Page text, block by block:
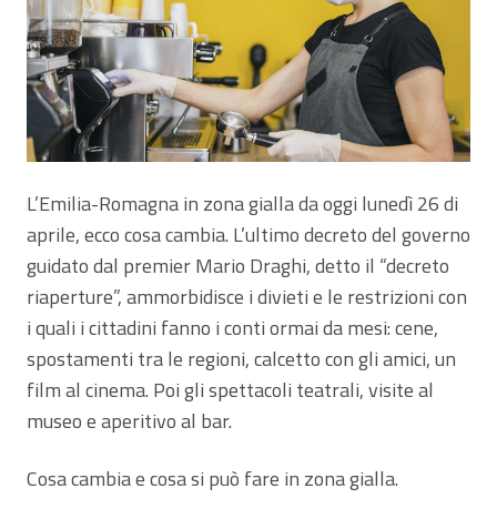
L’Emilia-Romagna in zona gialla da oggi lunedì 26 di
aprile, ecco cosa cambia. L’ultimo decreto del governo
guidato dal premier Mario Draghi, detto il “decreto
riaperture”, ammorbidisce i divieti e le restrizioni con
i quali i cittadini fanno i conti ormai da mesi: cene,
spostamenti tra le regioni, calcetto con gli amici, un
film al cinema. Poi gli spettacoli teatrali, visite al
museo e aperitivo al bar.
Cosa cambia e cosa si può fare in zona gialla.